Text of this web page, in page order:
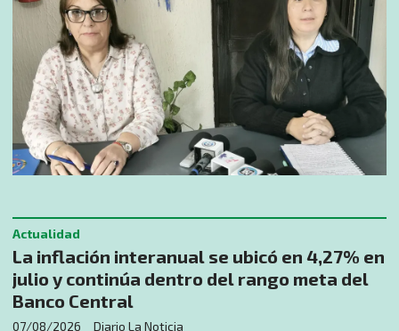
La inflación interanual se ubicó en 4,27% en
julio y continúa dentro del rango meta del
Banco Central
Diario La Noticia
Actualidad
07/08/2026